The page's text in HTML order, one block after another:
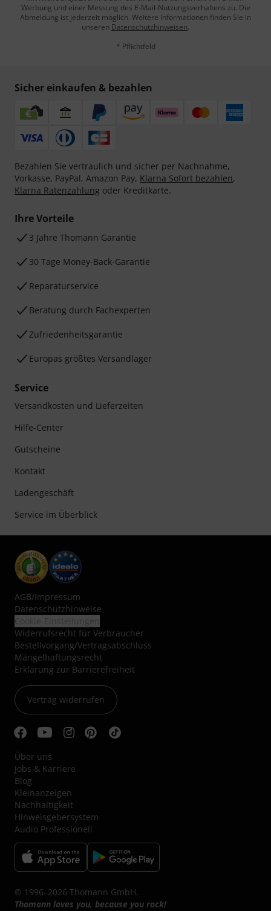
Werbung und einer Messung des E-Mail-Nutzungsverhaltens zu. Die
Abmeldung ist jederzeit möglich. Weitere Informationen finden Sie in
unseren Datenschutzhinweisen.
* Pflichtfeld
Sicher einkaufen & bezahlen
Bezahlen Sie vertraulich und sicher per Nachnahme,
Vorkasse, PayPal, Amazon Pay, Klarna Sofort bezahlen,
Klarna Ratenzahlung oder Kreditkarte.
Ihre Vorteile
3 Jahre Thomann Garantie
30 Tage Money-Back-Garantie
Reparaturservice
Beratung durch Fachexperten
Zufriedenheitsgarantie
Europas größtes Versandlager
Service
Versandkosten und Lieferzeiten
Hilfe-Center
Gutscheine
Kontakt
Ladengeschäft
Service im Überblick
AGB/Impressum
Datenschutzhinweise
Widerrufsrecht für Verbraucher
Bestellvorgang/Vertragsabschluss
Mängelhaftungsrecht
Erklärung zur Barrierefreiheit
Vertrag widerrufen
Über uns
Jobs & Karriere
Blog
Kleinanzeigen
Nachhaltigkeit
Hinweisgebersystem
Audio Professionell
© 1996–2026 Thomann GmbH.
Thomann loves you, because you rock!